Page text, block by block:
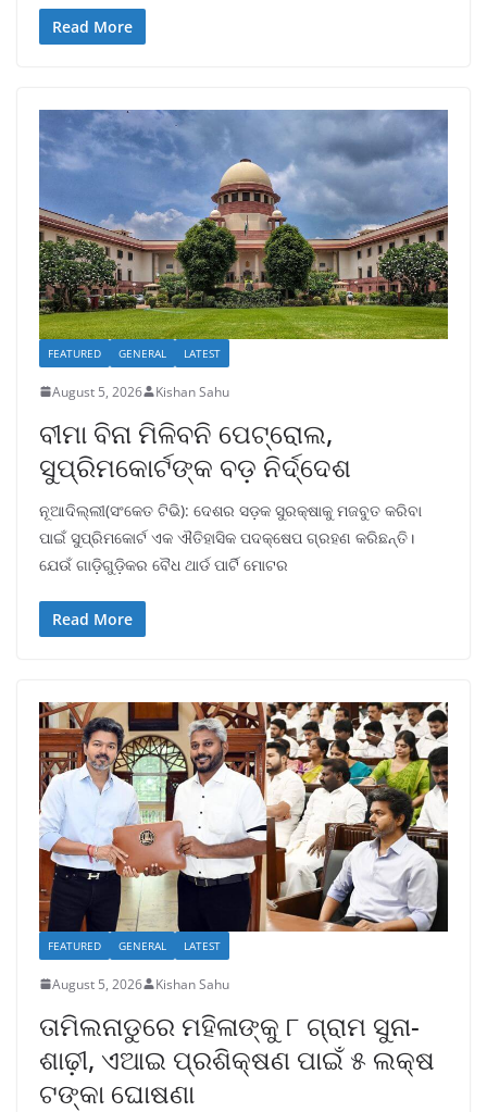
Read More
FEATURED GENERAL LATEST
August 5, 2026 Kishan Sahu
ବୀମା ବିନା ମିଳିବନି ପେଟ୍ରୋଲ,
ସୁପ୍ରିମକୋର୍ଟଙ୍କ ବଡ଼ ନିର୍ଦ୍ଦେଶ
ନୂଆଦିଲ୍ଲୀ(ସଂକେତ ଟିଭି): ଦେଶର ସଡ଼କ ସୁରକ୍ଷାକୁ ମଜବୁତ କରିବା
ପାଇଁ ସୁପ୍ରିମକୋର୍ଟ ଏକ ଐତିହାସିକ ପଦକ୍ଷେପ ଗ୍ରହଣ କରିଛନ୍ତି।
ଯେଉଁ ଗାଡ଼ିଗୁଡ଼ିକର ବୈଧ ଥାର୍ଡ ପାର୍ଟି ମୋଟର
Read More
FEATURED GENERAL LATEST
August 5, 2026 Kishan Sahu
ତାମିଲନାଡୁରେ ମହିଳାଙ୍କୁ ୮ ଗ୍ରାମ ସୁନା-
ଶାଢ଼ୀ, ଏଆଇ ପ୍ରଶିକ୍ଷଣ ପାଇଁ ୫ ଲକ୍ଷ
ଟଙ୍କା ଘୋଷଣା